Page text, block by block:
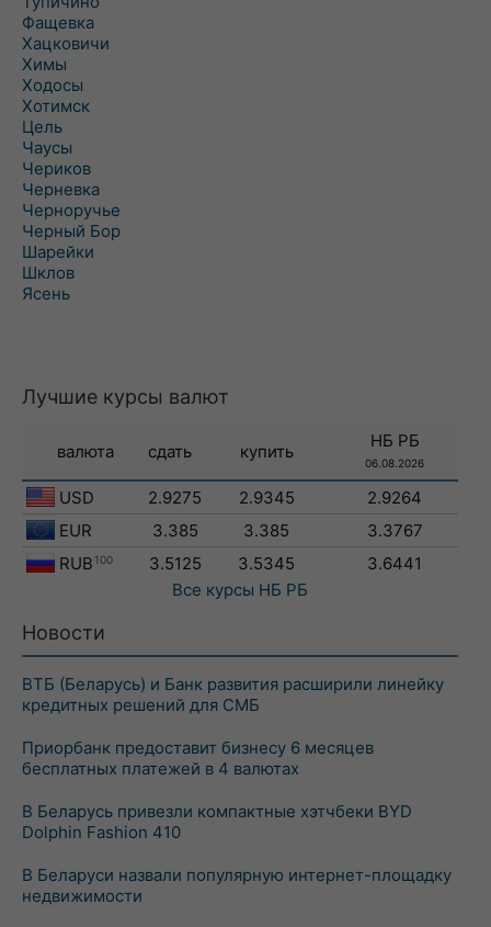
Фащевка
Хацковичи
Химы
Ходосы
Хотимск
Цель
Чаусы
Чериков
Черневка
Черноручье
Черный Бор
Шарейки
Шклов
Ясень
Лучшие курсы валют
валюта сдать купить
НБ РБ
06.08.2026
USD 2.9275 2.9345
2.9264
EUR
3.385 3.385
3.3767
RUB 100 3.5125 3.5345
3.6441
Все курсы НБ РБ
Новости
ВТБ (Беларусь) и Банк развития расширили линейку
кредитных решений для СМБ
Приорбанк предоставит бизнесу 6 месяцев
бесплатных платежей в 4 валютах
В Беларусь привезли компактные хэтчбеки BYD
Dolphin Fashion 410
В Беларуси назвали популярную интернет-площадку
недвижимости